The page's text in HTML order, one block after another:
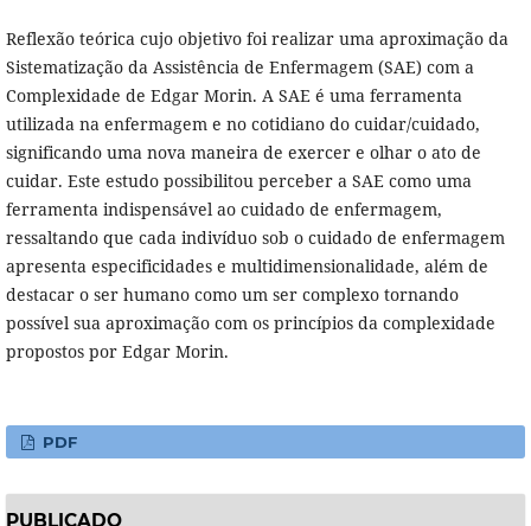
Reflexão teórica cujo objetivo foi realizar uma aproximação da
Sistematização da Assistência de Enfermagem (SAE) com a
Complexidade de Edgar Morin. A SAE é uma ferramenta
utilizada na enfermagem e no cotidiano do cuidar/cuidado,
significando uma nova maneira de exercer e olhar o ato de
cuidar. Este estudo possibilitou perceber a SAE como uma
ferramenta indispensável ao cuidado de enfermagem,
ressaltando que cada indivíduo sob o cuidado de enfermagem
apresenta especificidades e multidimensionalidade, além de
destacar o ser humano como um ser complexo tornando
possível sua aproximação com os princípios da complexidade
propostos por Edgar Morin.
PDF
PUBLICADO